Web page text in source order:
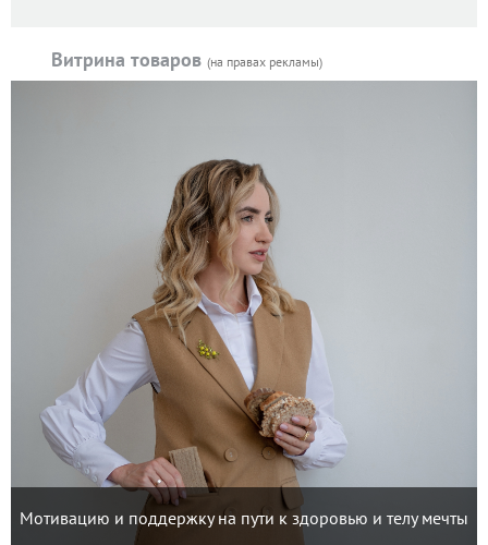
Витрина товаров (на правах рекламы)
Мотивацию и поддержку на пути к здоровью и телу мечты